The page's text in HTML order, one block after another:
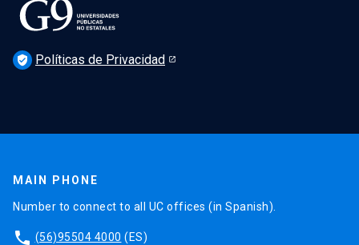
verified_user Políticas de Privacidad
MAIN PHONE
Number to connect to all UC offices (in Spanish).
phone (56)95504 4000 (ES)